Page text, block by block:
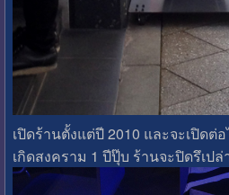
เปิดร้านตั้งแต่ปี 2010 และจะเปิดต่
เกิดสงคราม 1 ปีปุ๊บ ร้านจะปิดรึเปล่